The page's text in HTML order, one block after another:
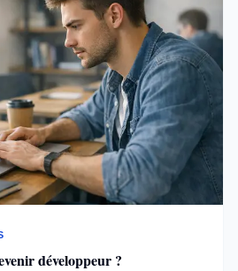
développeur ?